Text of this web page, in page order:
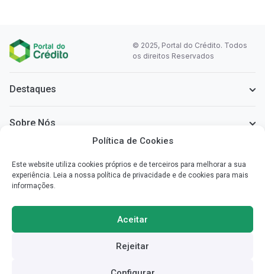
Política de Cookies
Este website utiliza cookies próprios e de terceiros para melhorar a sua
experiência. Leia a nossa política de privacidade e de cookies para mais
informações.
Aceitar
Rejeitar
© 2025, Portal do Crédito. Todos
os direitos Reservados
Destaques
Sobre Nós
Simplificamos a informação que necessita para poder escolher o